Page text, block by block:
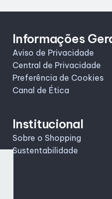
Informações
Aviso de Privacidade
Central de Privacidade
Preferência de Cookies
Canal de Ética
Institucional
Sobre o Shopping
Sustentabilidade